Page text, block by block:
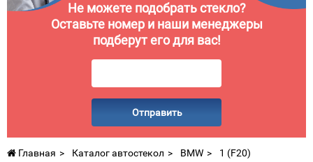
Не можете подобрать стекло?
Оставьте номер и наши менеджеры
подберут его для вас!
Отправить
Главная Каталог автостекол BMW 1 (F20)